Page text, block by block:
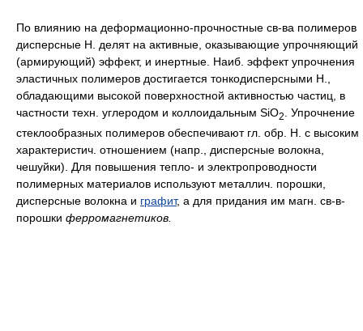
По влиянию на деформационно-прочностные св-ва полимеров
дисперсные Н. делят на активные, оказывающие упрочняющий
(армирующий) эффект, и инертные. Наиб. эффект упрочнения
эластичных полимеров достигается тонкодисперсными Н.,
обладающими высокой поверхностной активностью частиц, в
частности техн. углеродом и коллоидальным SiO2. Упрочнение
стеклообразных полимеров обеспечивают гл. обр. Н. с высоким
характеристич. отношением (напр., дисперсные волокна,
чешуйки). Для повышения тепло- и электропроводности
полимерных материалов используют металлич. порошки,
дисперсные волокна и графит, а для придания им магн. св-в-
порошки ферромагнетиков.